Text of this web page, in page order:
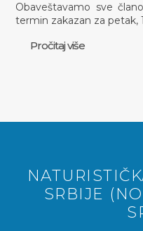
Obaveštavamo sve
termin zakazan za petak,
Pročitaj više
SRBIJE